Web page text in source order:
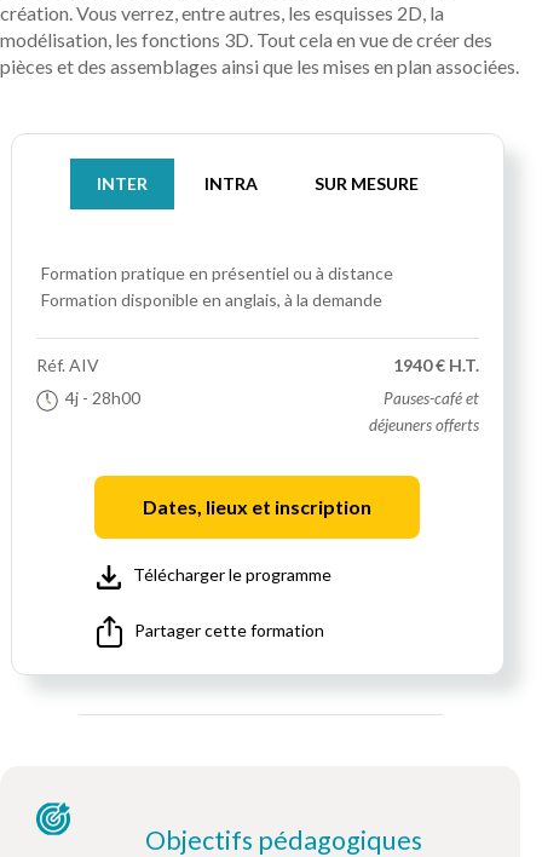
création. Vous verrez, entre autres, les esquisses 2D, la
modélisation, les fonctions 3D. Tout cela en vue de créer des
pièces et des assemblages ainsi que les mises en plan associées.
INTER INTRA SUR MESURE
Formation pratique en présentiel ou à distance
Formation disponible en anglais, à la demande
Réf.AIV
4j - 28h00
1940 € H.T.
Pauses-café et
déjeuners offerts
Dates, lieux et inscription
Télécharger le programme
Partager cette formation
Objectifs pédagogiques